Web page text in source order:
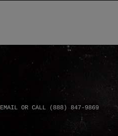
EMAIL OR CALL (888) 847-9869